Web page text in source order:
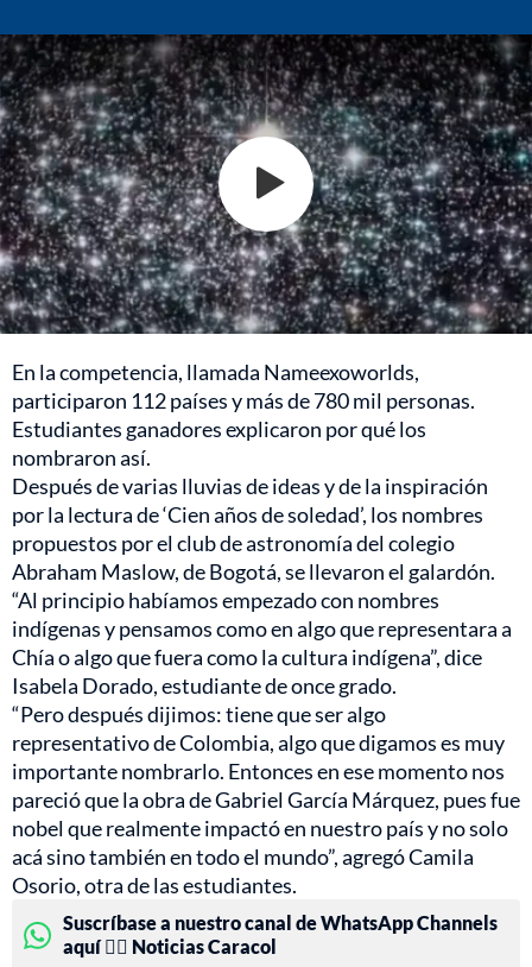
En la competencia, llamada Nameexoworlds,
participaron 112 países y más de 780 mil personas.
Estudiantes ganadores explicaron por qué los
nombraron así.
Después de varias lluvias de ideas y de la inspiración
por la lectura de ‘Cien años de soledad’, los nombres
propuestos por el club de astronomía del colegio
Abraham Maslow, de Bogotá, se llevaron el galardón.
“Al principio habíamos empezado con nombres
indígenas y pensamos como en algo que representara a
Chía o algo que fuera como la cultura indígena”, dice
Isabela Dorado, estudiante de once grado.
“Pero después dijimos: tiene que ser algo
representativo de Colombia, algo que digamos es muy
importante nombrarlo. Entonces en ese momento nos
pareció que la obra de Gabriel García Márquez, pues fue
nobel que realmente impactó en nuestro país y no solo
acá sino también en todo el mundo”, agregó Camila
Osorio, otra de las estudiantes.
Suscríbase a nuestro canal de WhatsApp Channels
aquí 👉🏻 Noticias Caracol